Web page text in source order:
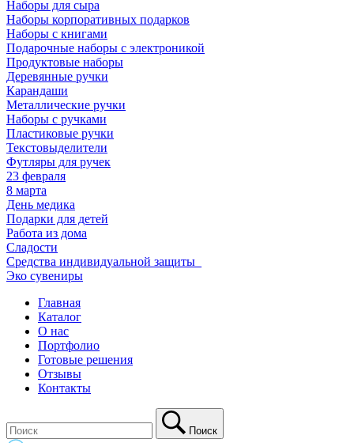
Наборы для сыра
Наборы корпоративных подарков
Наборы с книгами
Подарочные наборы с электроникой
Продуктовые наборы
Деревянные ручки
Карандаши
Металлические ручки
Наборы с ручками
Пластиковые ручки
Текстовыделители
Футляры для ручек
23 февраля
8 марта
День медика
Подарки для детей
Работа из дома
Сладости
Средства индивидуальной защиты_
Эко сувениры
Главная
Каталог
О нас
Портфолио
Готовые решения
Отзывы
Контакты
Поиск